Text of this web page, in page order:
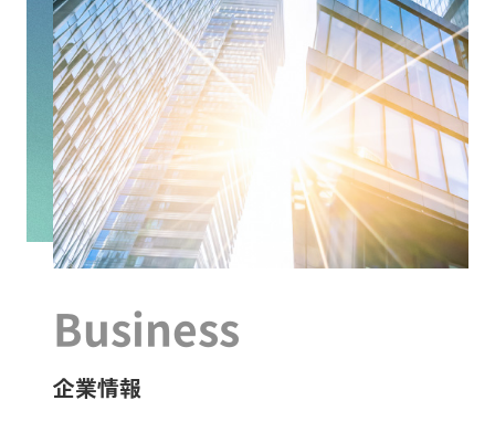
Business
企業情報